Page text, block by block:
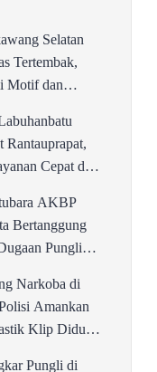
Selatan
Tertembak,
Motif dan
Rantauprapat,
Cepat dan
AKBP
Bertanggung
Pungli
Anak
Narkoba di
Amankan
Klip Diduga
Narkoba
Pungli di